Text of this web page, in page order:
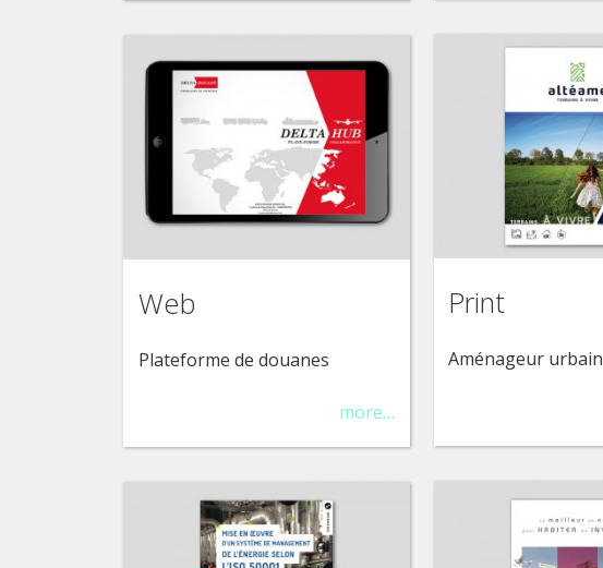
Web
Plateforme de douanes
more…
Print
Aménageur urbain